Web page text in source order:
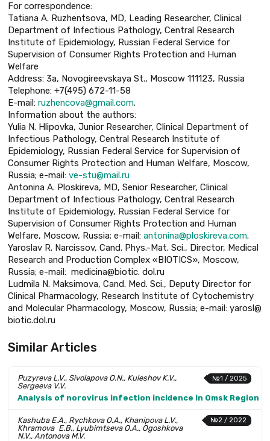
For correspondence:
Tatiana A. Ruzhentsova, МD, Leading Researcher, Clinical
Department of Infectious Pathology, Central Research
Institute of Epidemiology, Russian Federal Service for
Supervision of Consumer Rights Protection and Human
Welfare
Address: 3a, Novogireevskaya St., Moscow 111123, Russia
Telephone: +7(495) 672-11-58
E-mail: ruzhencova@gmail.com.
Information about the authors:
Yulia N. Hlipovka, Junior Researcher, Clinical Department of
Infectious Pathology, Central Research Institute of
Epidemiology, Russian Federal Service for Supervision of
Consumer Rights Protection and Human Welfare, Moscow,
Russia; e-mail: ve-stu@mail.ru
Antonina A. Ploskireva, MD, Senior Researcher, Clinical
Department of Infectious Pathology, Central Research
Institute of Epidemiology, Russian Federal Service for
Supervision of Consumer Rights Protection and Human
Welfare, Moscow, Russia; e-mail: antonina@ploskireva.com.
Yaroslav R. Narcissov, Cand. Phys.-Mat. Sci., Director, Medical
Research and Production Complex «BIOTICS», Moscow,
Russia; e-mail: medicina@biotic. dol.ru
Ludmila N. Maksimova, Cand. Med. Sci., Deputy Director for
Clinical Pharmacology, Research Institute of Cytochemistry
and Molecular Pharmacology, Moscow, Russia; e-mail: yarosl@
biotic.dol.ru
Similar Articles
№1 / 2025
Puzyreva L.V., Sivolapova O.N., Kuleshov K.V.,
Sergeeva V.V.
Analysis of norovirus infection incidence in Omsk Region
№2 / 2022
Kashuba E.A., Rychkova O.A., Khanipova L.V.,
Khramova E.B., Lyubimtseva O.A., Ogoshkova
N.V., Antonova M.V.